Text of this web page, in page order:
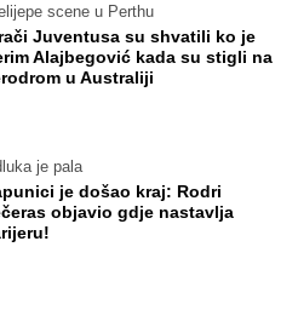
scene u Perthu
Juventusa su shvatili ko je
Alajbegović kada su stigli na
u Australiji
je pala
je došao kraj: Rodri
objavio gdje nastavlja